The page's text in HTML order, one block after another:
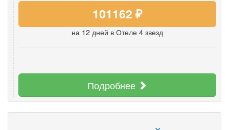
101162 ₽
на 12 дней в Отеле 4 звезд
Подробнее